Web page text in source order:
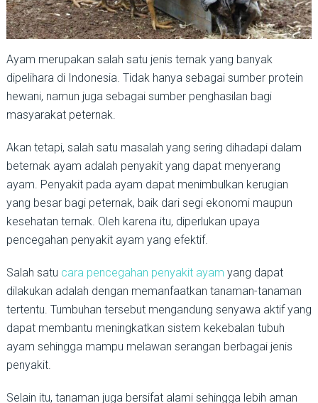
Ayam merupakan salah satu jenis ternak yang banyak
dipelihara di Indonesia. Tidak hanya sebagai sumber protein
hewani, namun juga sebagai sumber penghasilan bagi
masyarakat peternak.
Akan tetapi, salah satu masalah yang sering dihadapi dalam
beternak ayam adalah penyakit yang dapat menyerang
ayam. Penyakit pada ayam dapat menimbulkan kerugian
yang besar bagi peternak, baik dari segi ekonomi maupun
kesehatan ternak. Oleh karena itu, diperlukan upaya
pencegahan penyakit ayam yang efektif.
Salah satu cara pencegahan penyakit ayam yang dapat
dilakukan adalah dengan memanfaatkan tanaman-tanaman
tertentu. Tumbuhan tersebut mengandung senyawa aktif yang
dapat membantu meningkatkan sistem kekebalan tubuh
ayam sehingga mampu melawan serangan berbagai jenis
penyakit.
Selain itu, tanaman juga bersifat alami sehingga lebih aman